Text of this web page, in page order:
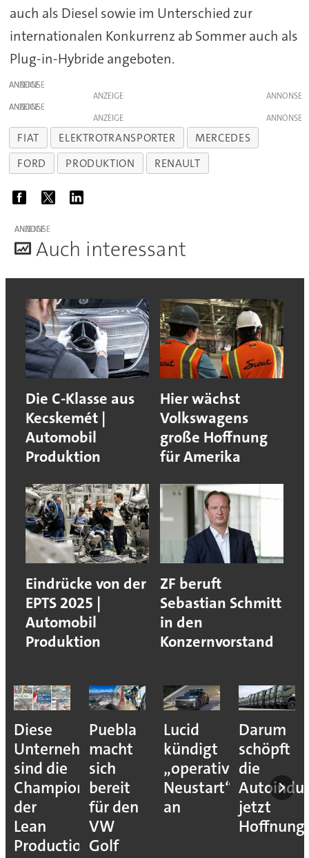
auch als Diesel sowie im Unterschied zur
internationalen Konkurrenz ab Sommer auch als
Plug-in-Hybride angeboten.
ANZEIGE
ANZEIGE
ANZEIGE
ANZEIGE
FIAT ELEKTROTRANSPORTER
MERCEDES
FORD
PRODUKTION RENAULT
ANZEIGE
Auch interessant
Die C-Klasse aus
Kecskemét |
Automobil
Produktion
Hier wächst
Volkswagens
große Hoffnung
für Amerika
Eindrücke von der
EPTS 2025 |
Automobil
Produktion
ZF beruft
Sebastian Schmitt
in den
Konzernvorstand
Diese
Unternehmen
sind die
Champions
der
Lean
Production
Puebla
macht
sich
bereit
für den
VW
Golf
Lucid
kündigt
„operativen
Neustart“
an
Darum
schöpft
die
jetzt
Hoffnung